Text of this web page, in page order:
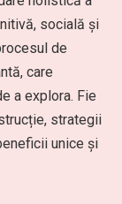
socială și
de
care
a explora. Fie
strategii
unice și